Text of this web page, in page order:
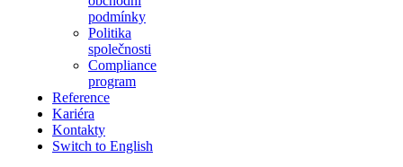
podmínky
Politika
společnosti
Compliance
program
Reference
Kariéra
Kontakty
Switch to English